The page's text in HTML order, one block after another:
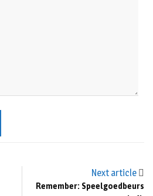
Next article
Remember: Speelgoedbeurs